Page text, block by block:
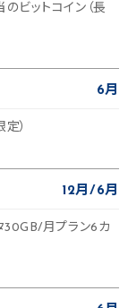
ビットコイン（長
6月
）
12月 6月
30GB/月プラン6カ